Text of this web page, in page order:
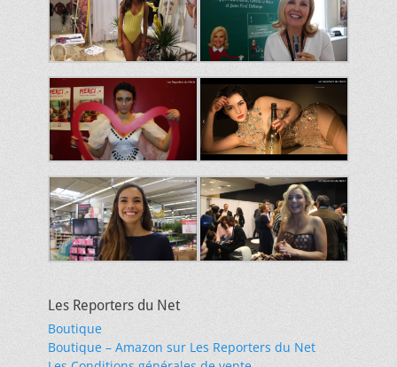
Les Reporters du Net
Boutique
Boutique – Amazon sur Les Reporters du Net